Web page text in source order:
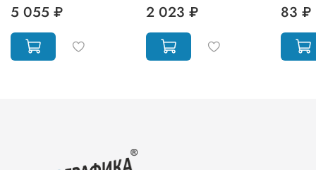
5 055 ₽ 2 023 ₽ 83 ₽